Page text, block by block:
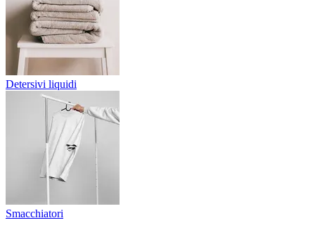
Detersivi liquidi
Smacchiatori